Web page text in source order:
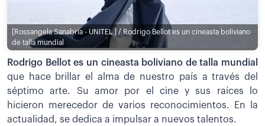
[Rossangela Sanabria - UNITEL ] / Rodrigo Bellot es un cineasta boliviano
de talla mundial
Rodrigo Bellot es un cineasta boliviano de talla mundial
que hace brillar el alma de nuestro país a través del
séptimo arte. Su amor por el cine y sus raíces lo
hicieron merecedor de varios reconocimientos. En la
actualidad, se dedica a impulsar a nuevos talentos.